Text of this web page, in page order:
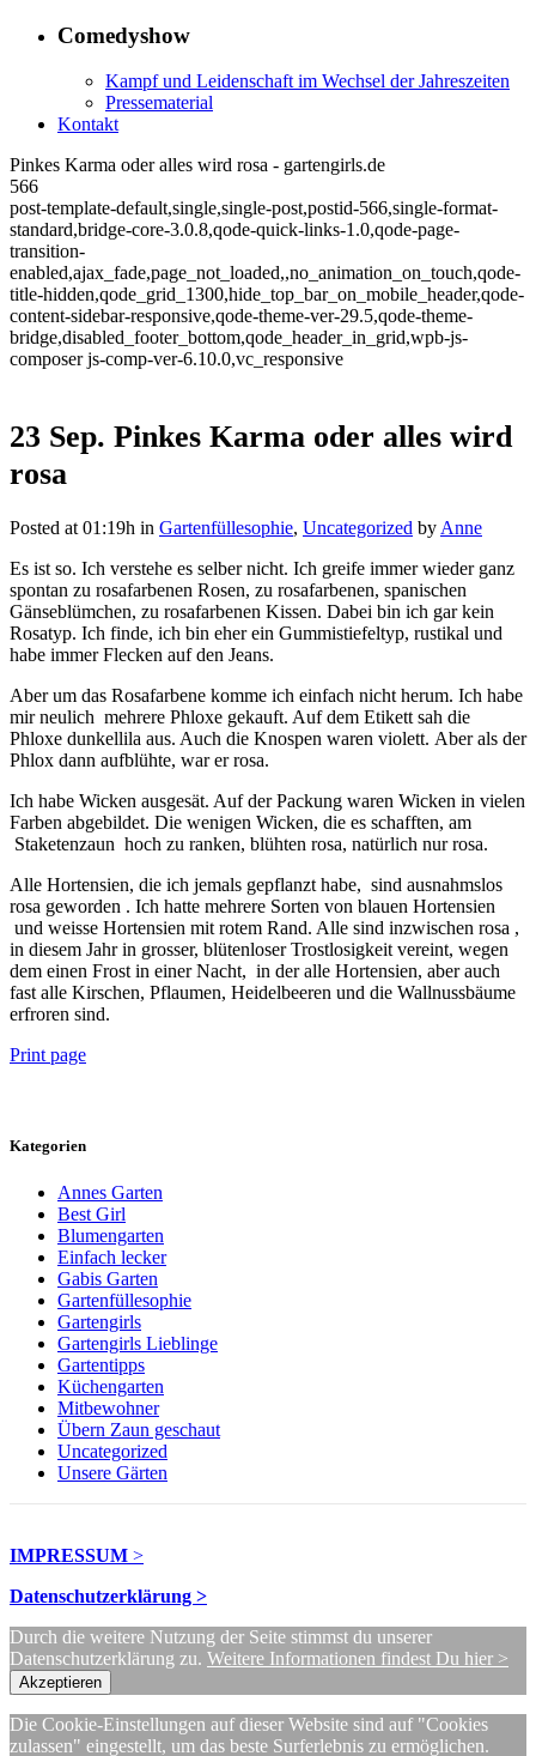
Comedyshow
Kampf und Leidenschaft im Wechsel der Jahreszeiten
Pressematerial
Kontakt
Pinkes Karma oder alles wird rosa - gartengirls.de
566
post-template-default,single,single-post,postid-566,single-format-
standard,bridge-core-3.0.8,qode-quick-links-1.0,qode-page-
transition-
enabled,ajax_fade,page_not_loaded,,no_animation_on_touch,qode-
title-hidden,qode_grid_1300,hide_top_bar_on_mobile_header,qode-
content-sidebar-responsive,qode-theme-ver-29.5,qode-theme-
bridge,disabled_footer_bottom,qode_header_in_grid,wpb-js-
composer js-comp-ver-6.10.0,vc_responsive
23 Sep. Pinkes Karma oder alles wird
rosa
Posted at 01:19h in Gartenfüllesophie, Uncategorized byAnne
Es ist so. Ich verstehe es selber nicht. Ich greife immer wieder ganz
spontan zu rosafarbenen Rosen, zu rosafarbenen, spanischen
Gänseblümchen, zu rosafarbenen Kissen. Dabei bin ich gar kein
Rosatyp. Ich finde, ich bin eher ein Gummistiefeltyp, rustikal und
habe immer Flecken auf den Jeans.
Aber um das Rosafarbene komme ich einfach nicht herum. Ich habe
mir neulich mehrere Phloxe gekauft. Auf dem Etikett sah die
Phloxe dunkellila aus. Auch die Knospen waren violett. Aber als der
Phlox dann aufblühte, war er rosa.
Ich habe Wicken ausgesät. Auf der Packung waren Wicken in vielen
Farben abgebildet. Die wenigen Wicken, die es schafften, am
Staketenzaun hoch zu ranken, blühten rosa, natürlich nur rosa.
Alle Hortensien, die ich jemals gepflanzt habe, sind ausnahmslos
rosa geworden . Ich hatte mehrere Sorten von blauen Hortensien
und weisse Hortensien mit rotem Rand. Alle sind inzwischen rosa ,
in diesem Jahr in grosser, blütenloser Trostlosigkeit vereint, wegen
dem einen Frost in einer Nacht, in der alle Hortensien, aber auch
fast alle Kirschen, Pflaumen, Heidelbeeren und die Wallnussbäume
erfroren sind.
Print page
Kategorien
Annes Garten
Best Girl
Blumengarten
Einfach lecker
Gabis Garten
Gartenfüllesophie
Gartengirls
Gartengirls Lieblinge
Gartentipps
Küchengarten
Mitbewohner
Übern Zaun geschaut
Uncategorized
Unsere Gärten
IMPRESSUM >
Datenschutzerklärung >
Durch die weitere Nutzung der Seite stimmst du unserer
Datenschutzerklärung zu. Weitere Informationen findest Du hier >
Akzeptieren
Die Cookie-Einstellungen auf dieser Website sind auf "Cookies
zulassen" eingestellt, um das beste Surferlebnis zu ermöglichen.